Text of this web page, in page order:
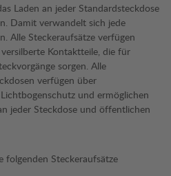
Laden an jeder Standardsteckdose
Damit verwandelt sich jede
Alle Steckeraufsätze verfügen
Kontaktteile, die für
sorgen. Alle
verfügen über
und ermöglichen
jeder Steckdose und öffentlichen
folgenden Steckeraufsätze